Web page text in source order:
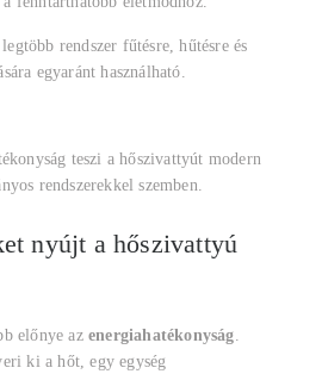
legtöbb rendszer fűtésre, hűtésre és
egyaránt használható.
teszi a hőszivattyút modern
rendszerekkel szemben.
nyújt a hőszivattyú
előnye az energiahatékonyság.
ki a hőt, egy egység